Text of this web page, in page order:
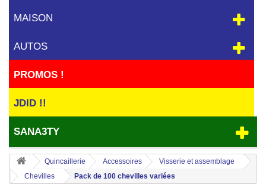
MAISON
AUTOS
PROMOS !
JDID !!
SANA3TY
Quincaillerie Accessoires
Visserie et assemblage
Chevilles
Pack de 100 chevilles variées